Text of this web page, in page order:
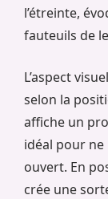
l’étreinte,
fauteuils de
L’aspect
selon la
affiche un
idéal pour
ouvert. En
crée une